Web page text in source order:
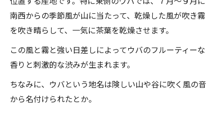
南西からの季節風が山に当たって、乾燥した風が吹き霧
を吹き晴らして、一気に茶葉を乾燥させます。
この風と霧と強い日差しによってウバのフルーティーな
香りと刺激的な渋みが生まれます。
ちなみに、ウバという地名は険しい山や谷に吹く風の音
から名付けられたとか。